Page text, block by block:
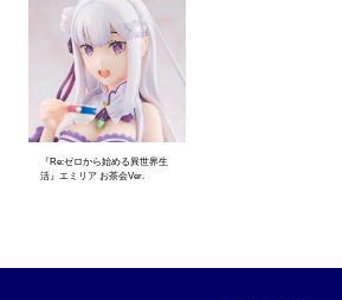
『Re:ゼロから始める異世界生
活』エミリア お茶会Ver.